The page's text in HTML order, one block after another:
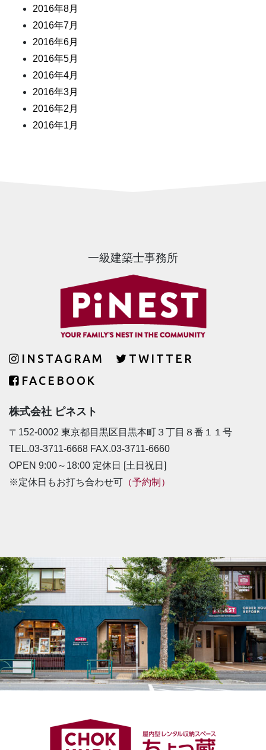
2016年8月
2016年7月
2016年6月
2016年5月
2016年4月
2016年3月
2016年2月
2016年1月
一級建築士事務所
INSTAGRAM
TWITTER
FACEBOOK
株式会社 ピネスト
〒152-0002 東京都目黒区目黒本町３丁目８番１１号
TEL.03-3711-6668 FAX.03-3711-6660
OPEN 9:00～18:00 定休日 [土日祝日]
※定休日もお打ち合わせ可 （予約制）